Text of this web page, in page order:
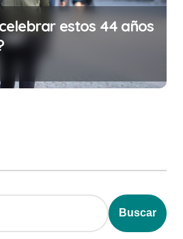
estos 44 años
Buscar